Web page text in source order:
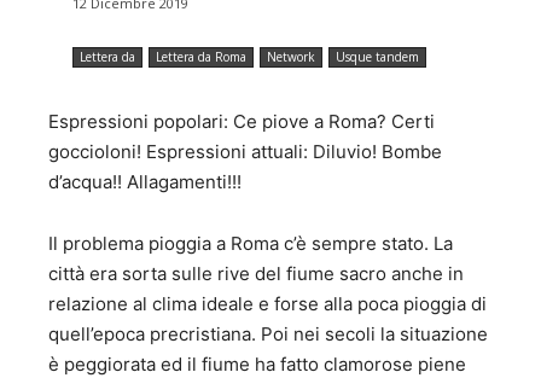
Lettera da Lettera da Roma Network Usque tandem
Espressioni popolari: Ce piove a Roma? Certi
goccioloni! Espressioni attuali: Diluvio! Bombe
d’acqua!! Allagamenti!!!
Il problema pioggia a Roma c’è sempre stato. La
città era sorta sulle rive del fiume sacro anche in
relazione al clima ideale e forse alla poca pioggia di
quell’epoca precristiana. Poi nei secoli la situazione
è peggiorata ed il fiume ha fatto clamorose piene